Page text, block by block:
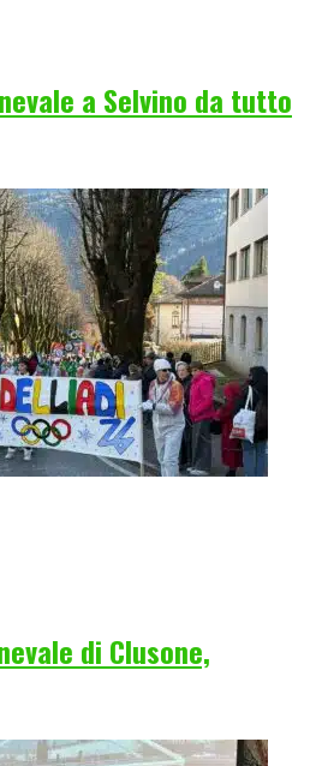
a Selvino da tutto
di Clusone,